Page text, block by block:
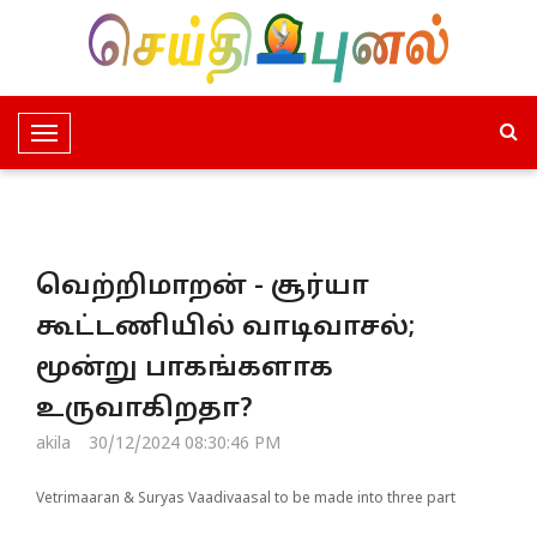
T
o
e
a
v
a
வெற்றிமாறன் - சூர்யா
கூட்டணியில் வாடிவாசல்;
மூன்று பாகங்களாக
உருவாகிறதா?
akila 30/12/2024 08:30:46 PM
Vetrimaaran & Suryas Vaadivaasal to be made into three part